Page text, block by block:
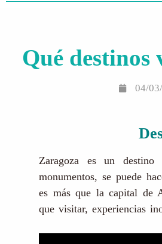
Qué
04/
Zaragoza es un
monumentos, se puede
es más que la capital de
que visitar, experiencias